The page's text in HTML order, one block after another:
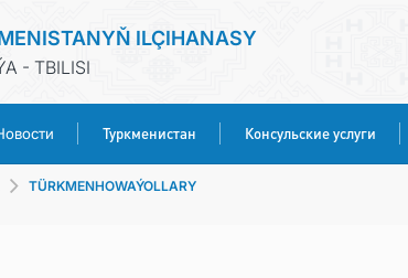
ILÇIHANASY
- TBILISI
Туркменистан Консульские услуги
TÜRKMENHOWAÝOLLARY